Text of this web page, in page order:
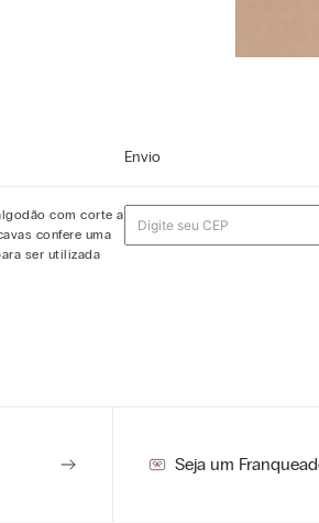
com corte a
confere uma
ser utilizada
Envio
Seja um